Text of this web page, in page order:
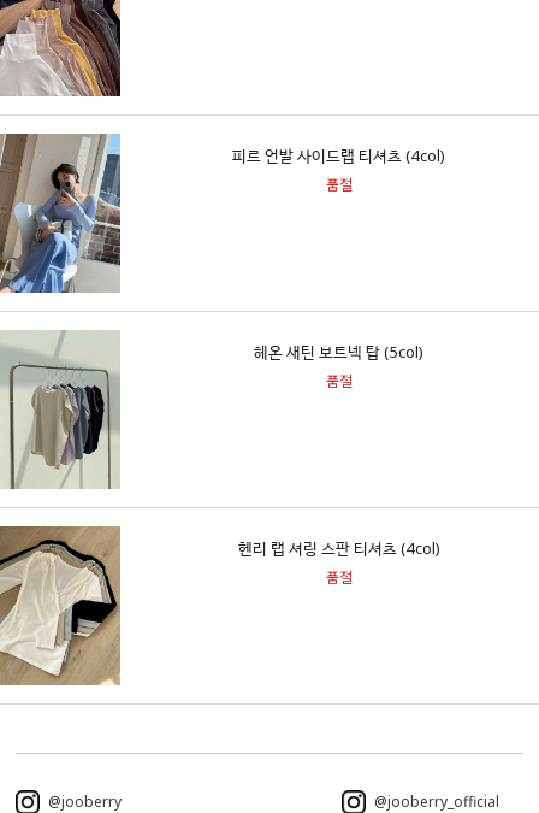
피르 언발 사이드랩 티셔츠 (4col)
품절
헤온 새틴 보트넥 탑 (5col)
품절
헨리 랩 셔링 스판 티셔츠 (4col)
품절
@jooberry @jooberry_official